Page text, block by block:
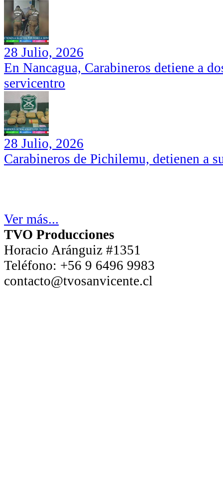
28 Julio, 2026
En Nancagua, Carabineros detiene a
servicentro
28 Julio, 2026
Carabineros de Pichilemu, detienen a
Ver más...
TVO Producciones
Horacio Aránguiz #1351
Teléfono: +56 9 6496 9983
contacto@tvosanvicente.cl